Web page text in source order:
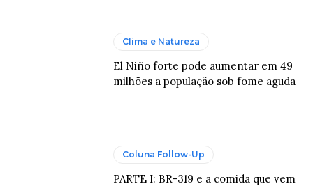
Clima e Natureza
El Niño forte pode aumentar em 49
milhões a população sob fome aguda
Coluna Follow-Up
PARTE I: BR-319 e a comida que vem